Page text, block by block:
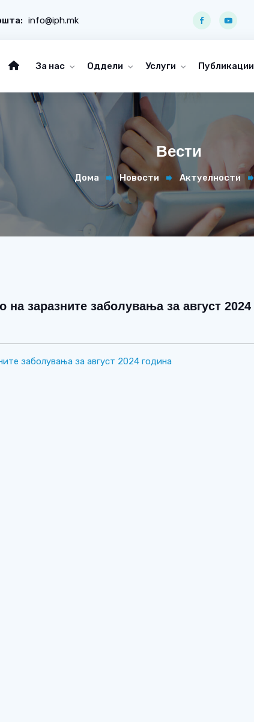
info@iph.mk
За нас Оддели Услуги Публикации
Вести
Дома Новости Актуелности
заразните заболувања за август 2024
заболувања за август 2024 година